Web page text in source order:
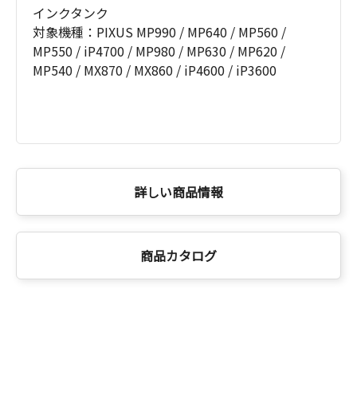
インクタンク
対象機種：PIXUS MP990 / MP640 / MP560 /
MP550 / iP4700 / MP980 / MP630 / MP620 /
MP540 / MX870 / MX860 / iP4600 / iP3600
詳しい商品情報
商品カタログ